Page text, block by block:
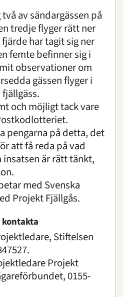
av sändargässen på
tredje flyger rätt ner
har tagit sig ner
femte befinner sig i
observationer om
gässen flyger i
och möjligt tack vare
pengarna på detta, det
att få reda på vad
är rätt tänkt,
med Svenska
Projekt Fjällgås.
Stiftelsen
Projekt
0155-